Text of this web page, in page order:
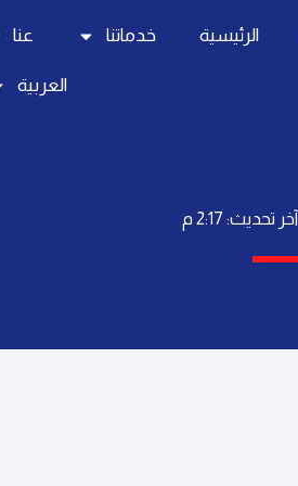
الرئيسية خدماتنا عنا
العربية
آخر تحديث: 2:17 م